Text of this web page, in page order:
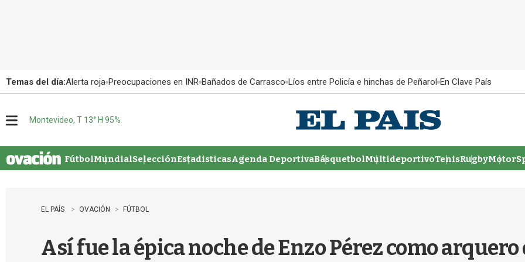
Temas del día:Alerta roja Preocupaciones en INR Bañados de Carrasco Líos entre Policía e hinchas de Peñarol En Clave País
u
Montevideo, T 13° H 95%
FútbolMundialSelecciónEstadisticasAgenda DeportivaBásquetbolMultideportivoTenisRugby
EL PAÍS OVACIÓN FÚTBOL
Así fue la épica noche de Enzo Pérez como arquero